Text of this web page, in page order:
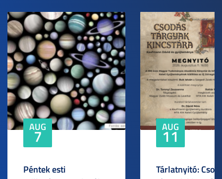
AUG
7
Péntek esti
AUG
11
Tárlatnyitó: